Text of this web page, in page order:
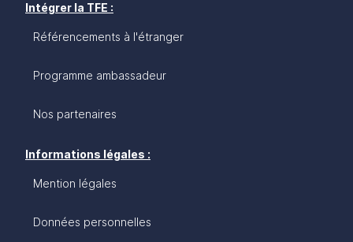
Intégrer la TFE :
Référencements à l'étranger
Programme ambassadeur
Nos partenaires
Informations légales :
Mention légales
Données personnelles